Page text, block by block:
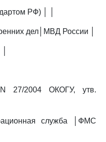
РФ) │ │
дел│МВД России │
N 27/2004 ОКОГУ, утв.
служба │ФМС